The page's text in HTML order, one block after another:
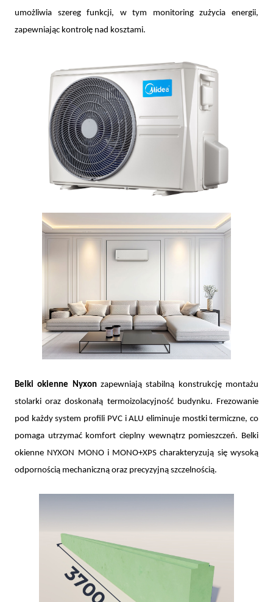
umożliwia szereg funkcji, w tym monitoring zużycia energii,
zapewniając kontrolę nad kosztami.
Belki okienne Nyxonzapewniają stabilną konstrukcję montażu
stolarki oraz doskonałą termoizolacyjność budynku. Frezowanie
pod każdy system profili PVC i ALU eliminuje mostki termiczne, co
pomaga utrzymać komfort cieplny wewnątrz pomieszczeń. Belki
okienne NYXON MONO i MONO+XPS charakteryzują się wysoką
odpornością mechaniczną oraz precyzyjną szczelnością.